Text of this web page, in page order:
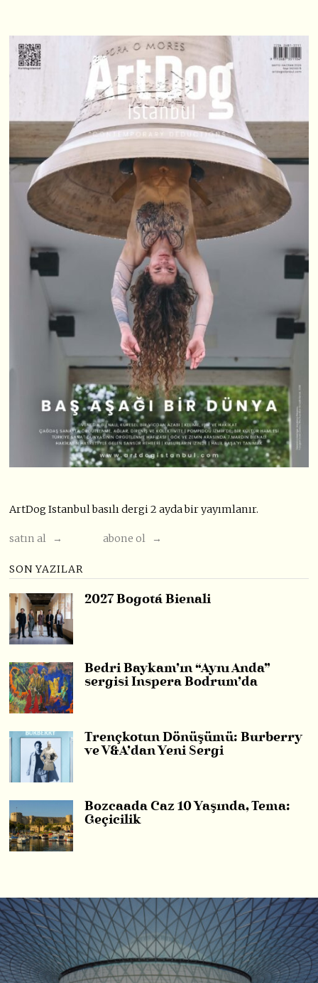
ArtDog Istanbul basılı dergi 2 ayda bir yayımlanır.
satın al → abone ol →
SON YAZILAR
2027 Bogotá Bienali
Bedri Baykam’ın “Aynı Anda”
sergisi Inspera Bodrum’da
Trençkotun Dönüşümü: Burberry
ve V&A’dan Yeni Sergi
Bozcaada Caz 10 Yaşında, Tema:
Geçicilik